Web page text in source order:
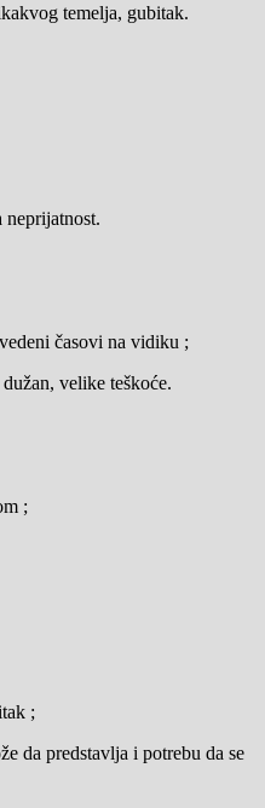
temelja, gubitak.
neprijatnost.
časovi na vidiku ;
velike teškoće.
;
;
da predstavlja i potrebu da se